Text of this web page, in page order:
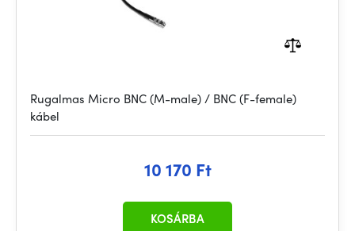
Rugalmas Micro BNC (M-male) / BNC (F-female)
kábel
10 170 Ft
KOSÁRBA